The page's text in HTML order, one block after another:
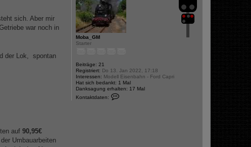
Moba_GM
Starter
Beiträge: 21
Registriert: Do 13. Jan 2022, 17:18
Interessen: Modell Eisenbahn - Ford Capri
Hat sich bedankt: 1 Mal
Danksagung erhalten: 17 Mal
Kontaktdaten:
sich. Aber mir
war noch in
der Lok, spontan
auf 90,95€
Umbauarbeiten